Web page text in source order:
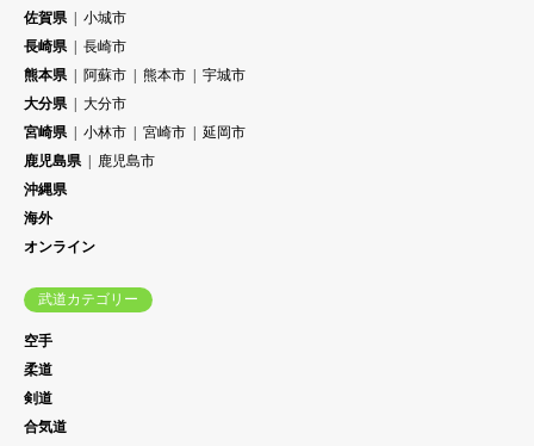
佐賀県
小城市
長崎県
長崎市
熊本県
阿蘇市 熊本市
宇城市
大分県
大分市
宮崎県
小林市 宮崎市
延岡市
鹿児島県
鹿児島市
沖縄県
海外
オンライン
武道カテゴリー
空手
柔道
剣道
合気道